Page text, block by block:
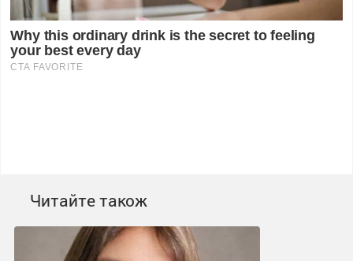
Читайте також